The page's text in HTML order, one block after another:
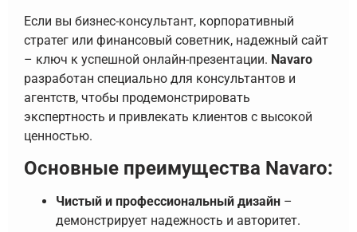
Если вы бизнес-консультант, корпоративный
стратег или финансовый советник, надежный сайт
– ключ к успешной онлайн-презентации. Navaro
разработан специально для консультантов и
агентств, чтобы продемонстрировать
экспертность и привлекать клиентов с высокой
ценностью.
Основные преимущества Navaro:
Чистый и профессиональный дизайн –
демонстрирует надежность и авторитет.